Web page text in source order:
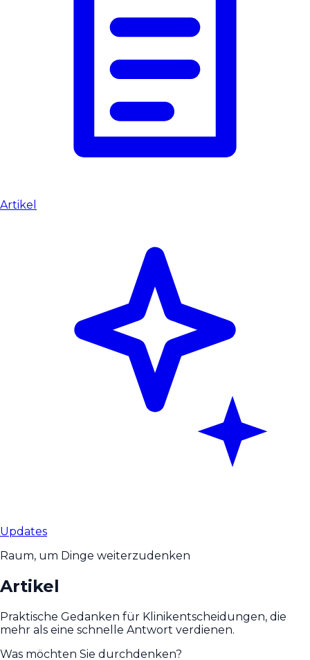
Artikel
Updates
Raum, um Dinge weiterzudenken
Artikel
Praktische Gedanken für Klinikentscheidungen, die
mehr als eine schnelle Antwort verdienen.
Was möchten Sie durchdenken?